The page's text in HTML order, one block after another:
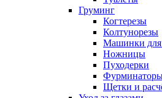
Груминг
Когтерезы
Колтунорезы
Машинки для
Ножницы
Пуходерки
Щетки и